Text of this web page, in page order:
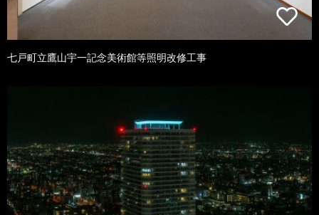
七戸町立鷹山宇一記念美術館等照明改修工事